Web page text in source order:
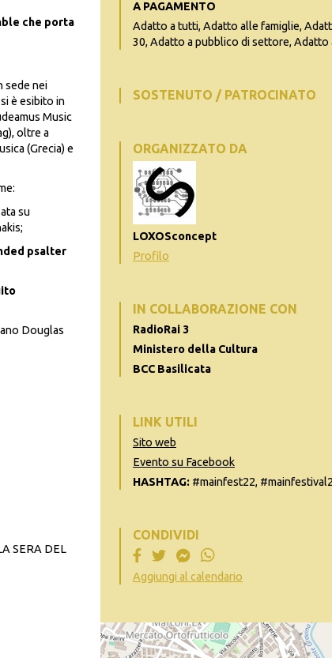
che porta
sede nei
è esibito in
Music
oltre a
(Grecia) e
su
psalter
Douglas
SERA DEL
A PAGAMENTO
Adatto a tutti, Adatto alle famiglie,
30, Adatto a pubblico di settore, Adatto
SOSTENUTO / PATROCINATO
ORGANIZZATO DA
LOXOSconcept
Profilo
IN COLLABORAZIONE CON
RadioRai 3
Ministero della Cultura
BCC Basilicata
LINK UTILI
Sito web
Evento su Facebook
HASHTAG: #mainfest22,
CONDIVIDI
Aggiungi al calendario